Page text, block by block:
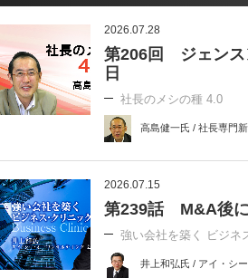
2026.07.28
第206回 ジェンス
日
社長のメシの種 4.0
高島健一氏 / 社長専門
2026.07.15
第239話 M&A後
強い会社を築く ビジネ
井上和弘氏 / アイ・シ